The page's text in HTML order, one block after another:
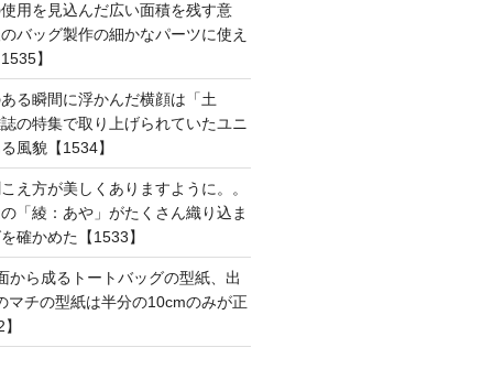
用を見込んだ広い面積を残す意
バッグ製作の細かなパーツに使え
】
る瞬間に浮かんだ横顔は「土
の特集で取り上げられていたユニ
風貌【1534】
え方が美しくありますように。。
「綾：あや」がたくさん織り込ま
確かめた【1533】
から成るトートバッグの型紙、出
マチの型紙は半分の10cmのみが正